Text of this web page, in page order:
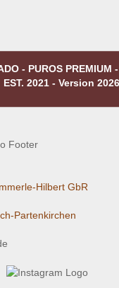
- PUROS PREMIUM
EST. 2021 - Version 2026
Hilbert GbR
Partenkirchen